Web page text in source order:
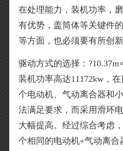
在处理能力，装机功率，
有优势，盖筒体等关键件
等方面，也必须要有所创新
驱动方式的选择：
装机功率高达11172kw，
个电动机、气动离合器和
法满足要求，而采用滑环
大幅提高。经过综合考虑
个相同的电动机+气动离合